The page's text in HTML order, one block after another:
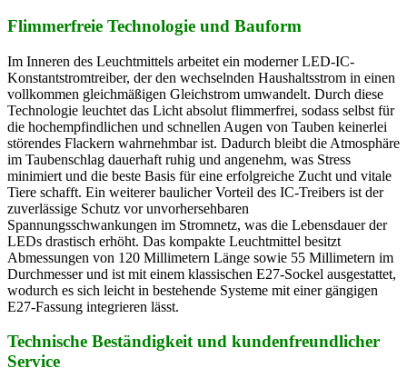
Flimmerfreie Technologie und Bauform
Im Inneren des Leuchtmittels arbeitet ein moderner LED-IC-
Konstantstromtreiber, der den wechselnden Haushaltsstrom in einen
vollkommen gleichmäßigen Gleichstrom umwandelt. Durch diese
Technologie leuchtet das Licht absolut flimmerfrei, sodass selbst für
die hochempfindlichen und schnellen Augen von Tauben keinerlei
störendes Flackern wahrnehmbar ist. Dadurch bleibt die Atmosphäre
im Taubenschlag dauerhaft ruhig und angenehm, was Stress
minimiert und die beste Basis für eine erfolgreiche Zucht und vitale
Tiere schafft. Ein weiterer baulicher Vorteil des IC-Treibers ist der
zuverlässige Schutz vor unvorhersehbaren
Spannungsschwankungen im Stromnetz, was die Lebensdauer der
LEDs drastisch erhöht. Das kompakte Leuchtmittel besitzt
Abmessungen von 120 Millimetern Länge sowie 55 Millimetern im
Durchmesser und ist mit einem klassischen E27-Sockel ausgestattet,
wodurch es sich leicht in bestehende Systeme mit einer gängigen
E27-Fassung integrieren lässt.
Technische Beständigkeit und kundenfreundlicher
Service